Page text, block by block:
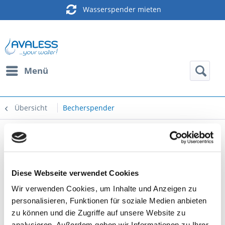
Diese Webseite verwendet Cookies
Wir verwenden Cookies, um Inhalte und Anzeigen zu
personalisieren, Funktionen für soziale Medien anbieten
zu können und die Zugriffe auf unsere Website zu
Wasserspender mieten
Menü
Übersicht Becherspender
Becherspender weiß-transparent